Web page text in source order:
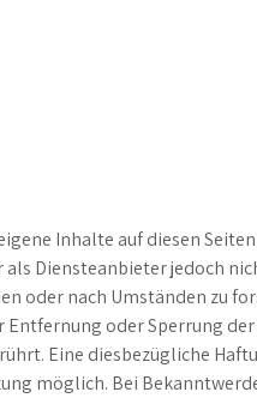
Inhalte auf diesen
als Diensteanbieter jedoch
oder nach Umständen zu
oder Sperrung
Eine diesbezügliche
möglich. Bei